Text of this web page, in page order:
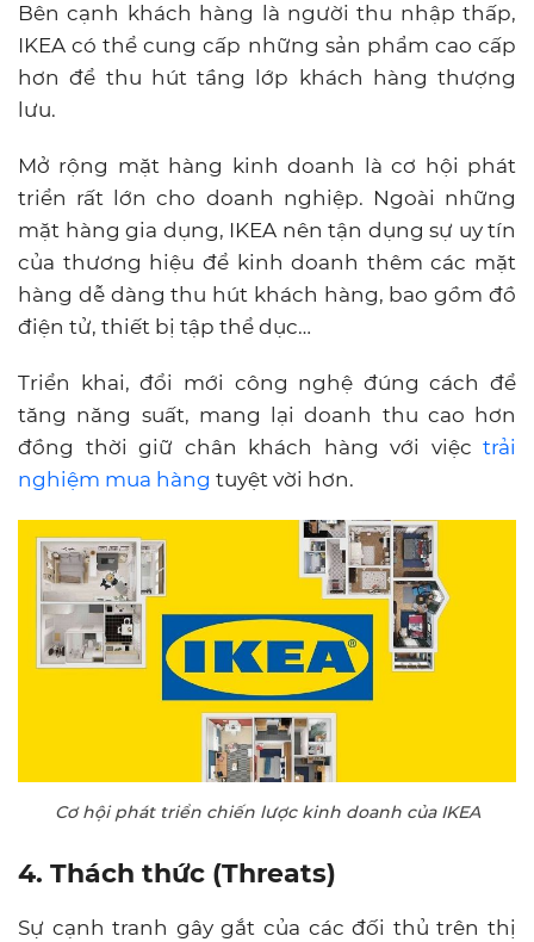
Bên cạnh khách hàng là người thu nhập thấp,
IKEA có thể cung cấp những sản phẩm cao cấp
hơn để thu hút tầng lớp khách hàng thượng
lưu.
Mở rộng mặt hàng kinh doanh là cơ hội phát
triển rất lớn cho doanh nghiệp. Ngoài những
mặt hàng gia dụng, IKEA nên tận dụng sự uy tín
của thương hiệu để kinh doanh thêm các mặt
hàng dễ dàng thu hút khách hàng, bao gồm đồ
điện tử, thiết bị tập thể dục…
Triển khai, đổi mới công nghệ đúng cách để
tăng năng suất, mang lại doanh thu cao hơn
đồng thời giữ chân khách hàng với việc trải
nghiệm mua hàng tuyệt vời hơn.
Cơ hội phát triển chiến lược kinh doanh của IKEA
4. Thách thức (Threats)
Sự cạnh tranh gây gắt của các đối thủ trên thị